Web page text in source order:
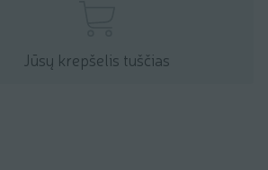
Jūsų krepšelis tuščias